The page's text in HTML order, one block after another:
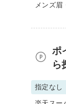
メンズ眉
ポ
ら
指定なし